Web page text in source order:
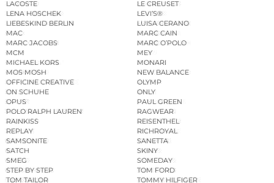
LACOSTE
LE CREUSET
LENA HOSCHEK
LEVI’S®
LIEBESKIND BERLIN
LUISA CERANO
MAC
MARC CAIN
MARC JACOBS
MARC O’POLO
MCM
MEY
MICHAEL KORS
MONARI
MOS MOSH
NEW BALANCE
OFFICINE CREATIVE
OLYMP
ON SCHUHE
ONLY
OPUS
PAUL GREEN
POLO RALPH LAUREN
RAGWEAR
RAINKISS
REISENTHEL
REPLAY
RICHROYAL
SAMSONITE
SANETTA
SATCH
SKINY
SMEG
SOMEDAY
STEP BY STEP
TOM FORD
TOM TAILOR
TOMMY HILFIGER